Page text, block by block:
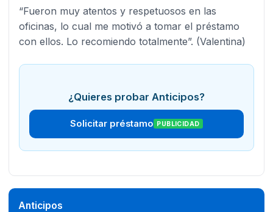
“Fueron muy atentos y respetuosos en las
oficinas, lo cual me motivó a tomar el préstamo
con ellos. Lo recomiendo totalmente”. (Valentina)
¿Quieres probar Anticipos?
Solicitar préstamo PUBLICIDAD
Anticipos